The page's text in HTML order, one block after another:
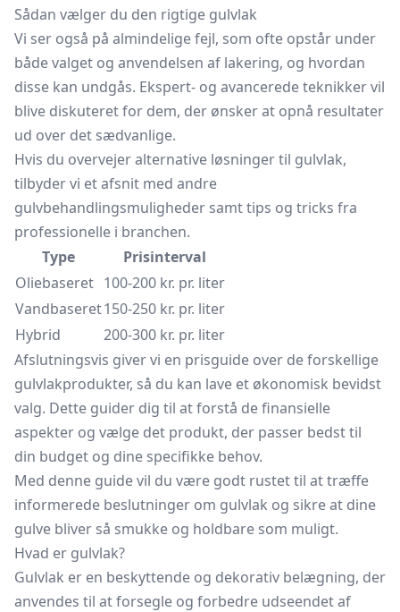
Sådan vælger du den rigtige gulvlak
Vi ser også på almindelige fejl, som ofte opstår under
både valget og anvendelsen af lakering, og hvordan
disse kan undgås. Ekspert- og avancerede teknikker vil
blive diskuteret for dem, der ønsker at opnå resultater
ud over det sædvanlige.
Hvis du overvejer alternative løsninger til gulvlak,
tilbyder vi et afsnit med andre
gulvbehandlingsmuligheder samt tips og tricks fra
professionelle i branchen.
Type
Prisinterval
Oliebaseret 100-200 kr. pr. liter
Vandbaseret150-250 kr. pr. liter
Hybrid
200-300 kr. pr. liter
Afslutningsvis giver vi en prisguide over de forskellige
gulvlakprodukter, så du kan lave et økonomisk bevidst
valg. Dette guider dig til at forstå de finansielle
aspekter og vælge det produkt, der passer bedst til
din budget og dine specifikke behov.
Med denne guide vil du være godt rustet til at træffe
informerede beslutninger om gulvlak og sikre at dine
gulve bliver så smukke og holdbare som muligt.
Hvad er gulvlak?
Gulvlak er en beskyttende og dekorativ belægning, der
anvendes til at forsegle og forbedre udseendet af